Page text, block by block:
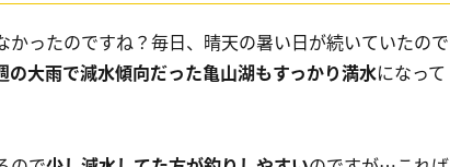
ったのですね？毎日、晴天の暑い日が続いていたので
の大雨で減水傾向だった亀山湖もすっかり満水になって